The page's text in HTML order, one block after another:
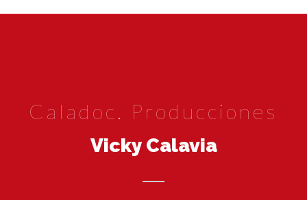
Caladoc. Producciones
Vicky Calavia